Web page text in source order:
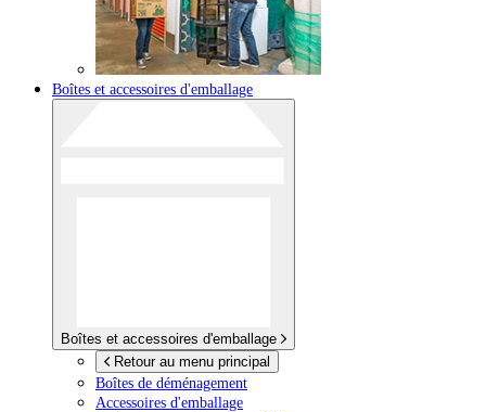
Boîtes et accessoires d'emballage
Boîtes et accessoires d'emballage
Retour au menu principal
Boîtes de déménagement
Accessoires d'emballage